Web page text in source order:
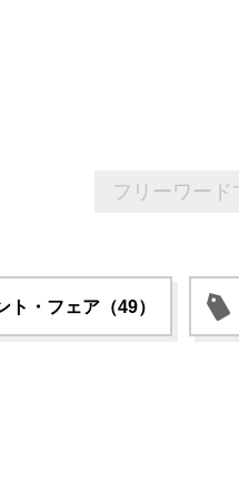
ト・フェア（49）